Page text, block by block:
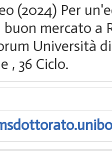
(2024) Per
mercato a
Università
, 36 Ciclo.